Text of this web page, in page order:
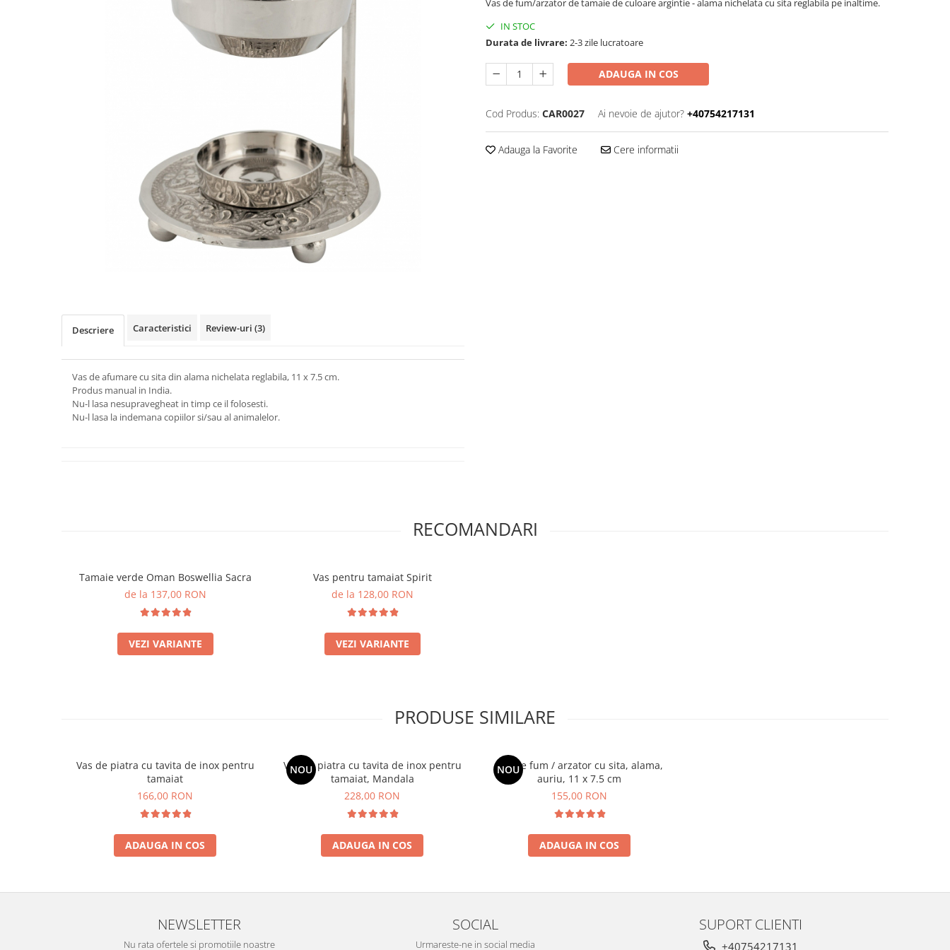
Vas de fum/arzator de tamaie de culoare argintie - alama nichelata cu sita reglabila pe inaltime.
IN STOC
Durata de livrare: 2-3 zile lucratoare
ADAUGA IN COS
Cod Produs: CAR0027 Ai nevoie de ajutor? +40754217131
Adauga la Favorite Cere informatii
Descriere Caracteristici Review-uri (3)
Vas de afumare cu sita din alama nichelata reglabila, 11 x 7.5 cm.
Produs manual in India.
Nu-l lasa nesupravegheat in timp ce il folosesti.
Nu-l lasa la indemana copiilor si/sau al animalelor.
RECOMANDARI
Tamaie verde Oman Boswellia Sacra
de la 137,00 RON
VEZI VARIANTE
Vas pentru tamaiat Spirit
de la 128,00 RON
VEZI VARIANTE
PRODUSE SIMILARE
Vas de piatra cu tavita de inox pentru
tamaiat
166,00 RON
ADAUGA IN COS
NOU
Vas de piatra cu tavita de inox pentru
tamaiat, Mandala
228,00 RON
ADAUGA IN COS
NOU
Vas de fum / arzator cu sita, alama,
auriu, 11 x 7.5 cm
155,00 RON
ADAUGA IN COS
NEWSLETTER
Nu rata ofertele si promotiile noastre
SOCIAL
Urmareste-ne in social media
SUPORT CLIENTI
+40754217131